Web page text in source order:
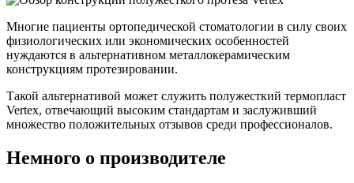
Многие пациенты ортопедической стоматологии в силу своих
физиологических или экономических особенностей
нуждаются в альтернативном металлокерамическим
конструкциям протезировании.
Такой альтернативой может служить полужесткий термопласт
Vertex, отвечающий высоким стандартам и заслуживший
множество положительных отзывов среди профессионалов.
Немного о производителе